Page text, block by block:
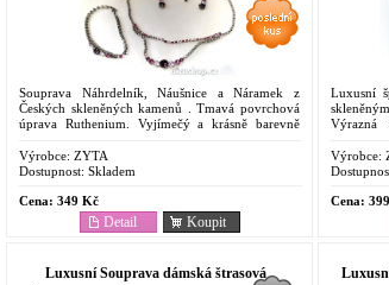
Souprava Náhrdelník, Náušnice a Náramek z
Českých skleněných kamenů . Tmavá povrchová
úprava Ruthenium. Vyjímečý a krásně barevně
tradiční Česká...
Výrobce: ZYTA
Dostupnost: Skladem
Cena: 349 Kč
Koupit
Detail
Luxusní
Výrazná
výroba.
Výrobce:
Cena:
Luxusní Souprava dámská štrasová .